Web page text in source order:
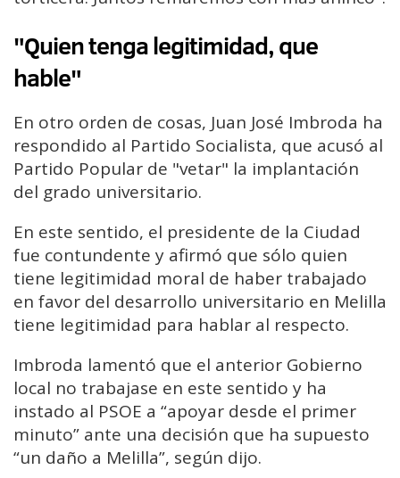
"Quien tenga legitimidad, que
hable"
En otro orden de cosas, Juan José Imbroda ha
respondido al Partido Socialista, que acusó al
Partido Popular de "vetar" la implantación
del grado universitario.
En este sentido, el presidente de la Ciudad
fue contundente y afirmó que sólo quien
tiene legitimidad moral de haber trabajado
en favor del desarrollo universitario en Melilla
tiene legitimidad para hablar al respecto.
Imbroda lamentó que el anterior Gobierno
local no trabajase en este sentido y ha
instado al PSOE a “apoyar desde el primer
minuto” ante una decisión que ha supuesto
“un daño a Melilla”, según dijo.